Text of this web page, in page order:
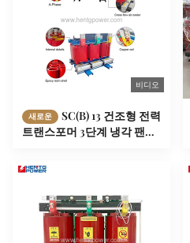
비디오
새로운
SC(B) 13 건조형 전력
트랜스포머 3단계 냉각 팬